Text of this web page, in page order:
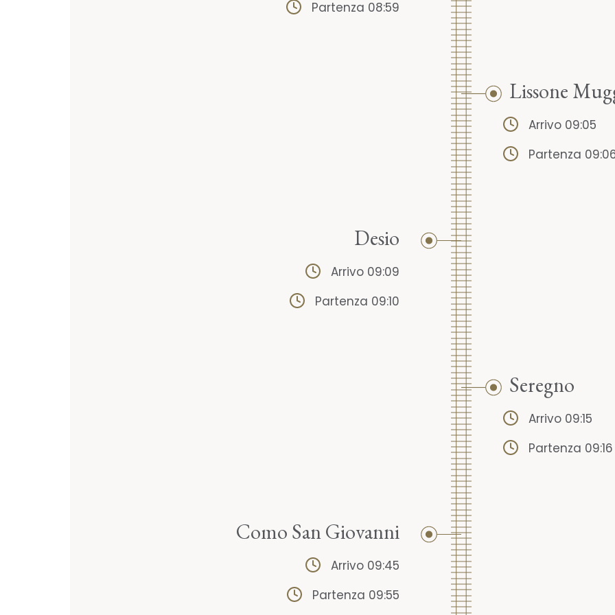
Partenza 08:59
Lissone
Arrivo 09:05
Partenza
Desio
Arrivo 09:09
Partenza 09:10
Seregno
Arrivo 09:15
Partenza 09:16
Como San Giovanni
Arrivo 09:45
Partenza 09:55